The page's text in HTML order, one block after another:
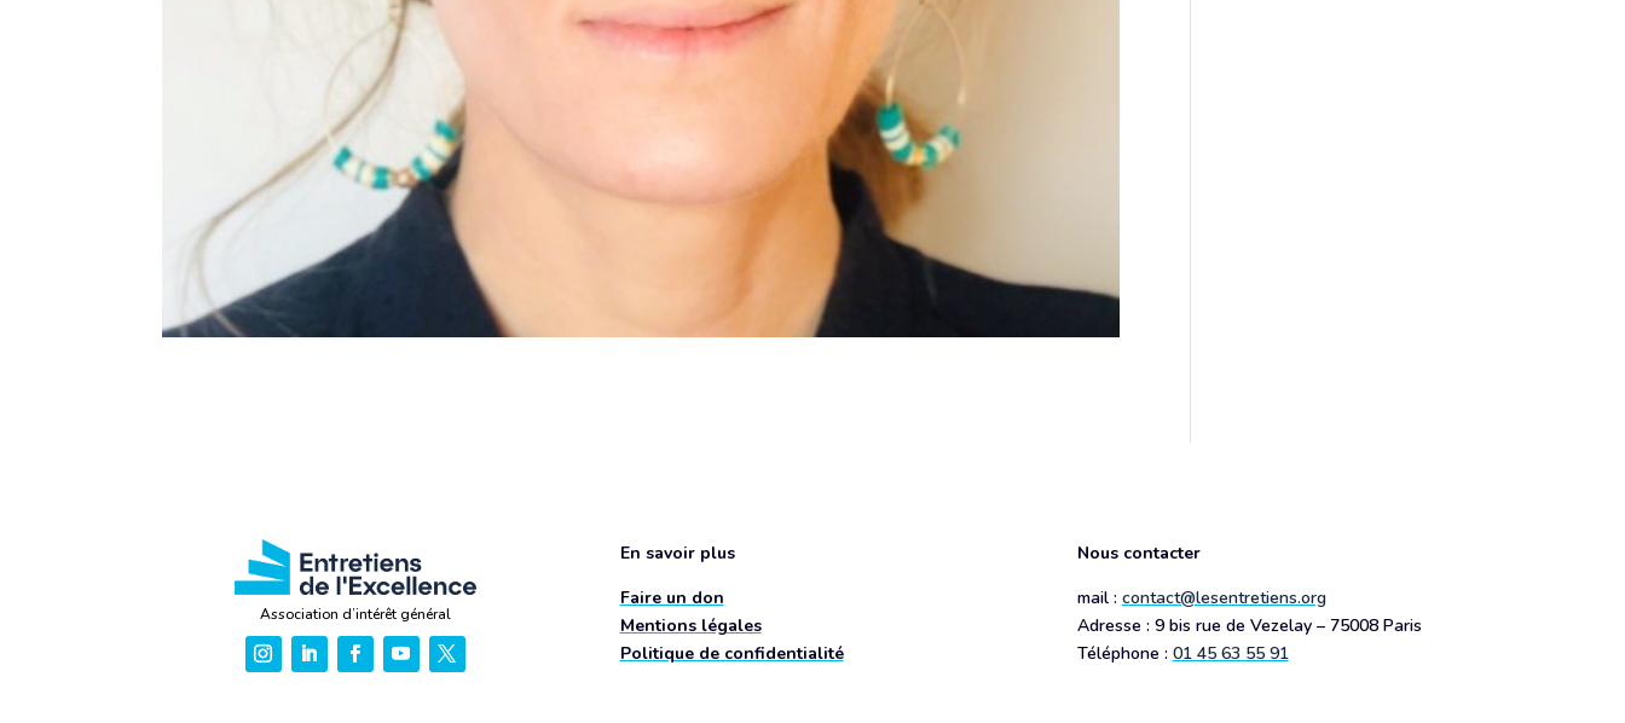
Association d’intérêt général
En savoir plus
Faire un don
Mentions légales
Politique de confidentialité
Nous contacter
mail : contact@lesentretiens.org
Adresse : 9 bis rue de Vezelay – 75008 Paris
Téléphone : 01 45 63 55 91